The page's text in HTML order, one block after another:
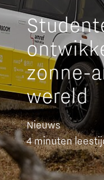
zonne-
wereld
Nieuws
4 minuten